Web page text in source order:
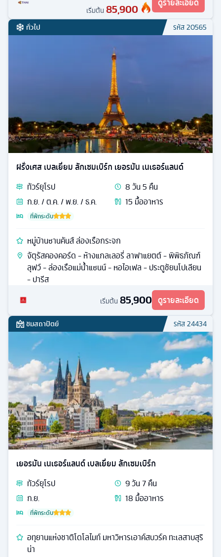
เริ่มต้น 85,900
ทั่วไป รหัส20565
ฝรั่งเศส เบลเยี่ยม ลักเซมเบิร์ก เยอรมัน เนเธอร์แลนด์
ทัวร์ยุโรป 8วัน5 คืน
ก.ย. / ต.ค. / พ.ย. / ธ.ค.
15 มื้ออาหาร
ที่พักระดับ
หมู่บ้านซานคันส์ ล่องเรือกระจก
จัตุรัสคองคอร์ด - ห้างแกลเลอรี่ ลาฟาแยตต์ - พิพิธภัณฑ์
ลุฟว์ - ล่องเรือแม่น้ำแซนน์ - หอไอเฟล - ประตูชัยนโปเลียน
- ปารีส
เริ่มต้น 85,900 ดูรายละเอียด
ชมสถาปัตย์ รหัส24434
เยอรมัน เนเธอร์แลนด์ เบลเยี่ยม ลักเซมเบิร์ก
ทัวร์ยุโรป 9วัน7คืน
ก.ย.
18 มื้ออาหาร
ที่พักระดับ
อทุยานแห่งชาติโดโลไมท์ มหาวิหารเอาค์สบวร์ค ทะเลสาบสุริ
น่า